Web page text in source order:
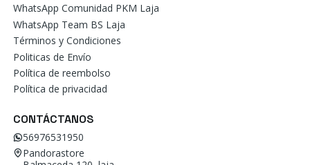
WhatsApp Comunidad PKM Laja
WhatsApp Team BS Laja
Términos y Condiciones
Politicas de Envío
Política de reembolso
Política de privacidad
CONTÁCTANOS
56976531950
Pandorastore